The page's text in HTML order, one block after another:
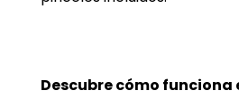
Descubre cómo funciona